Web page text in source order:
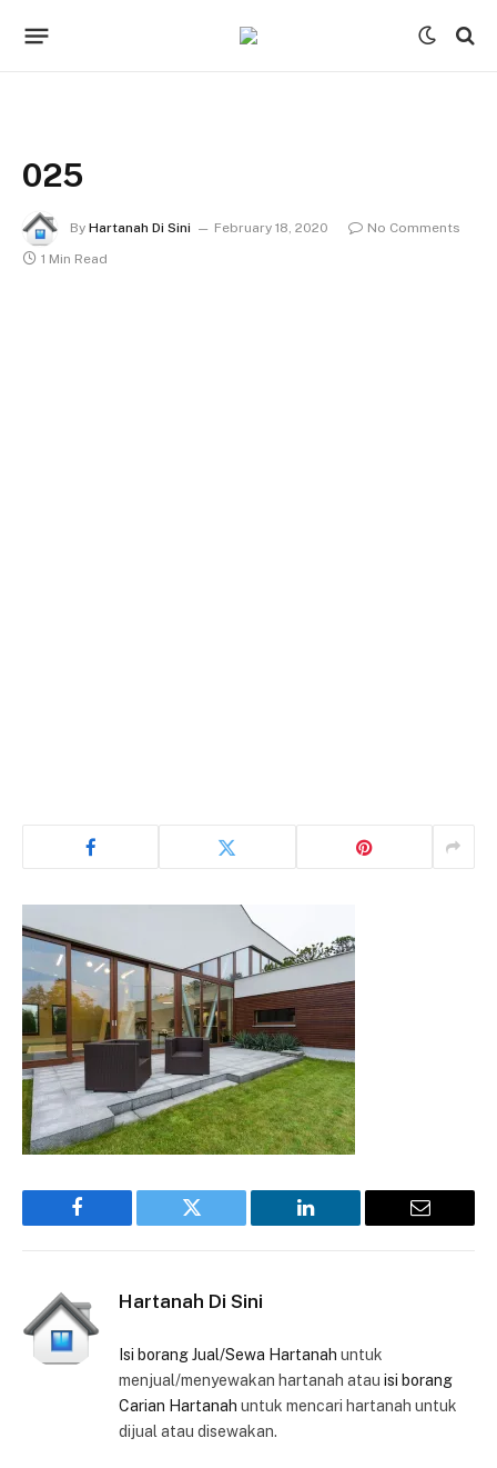
025
By Hartanah Di Sini February 18, 2020
No Comments
1 Min Read
Facebook Twitter LinkedIn Email
Hartanah Di Sini
Isi borang Jual/Sewa Hartanah untuk
menjual/menyewakan hartanah atau isi borang
Carian Hartanah untuk mencari hartanah untuk
dijual atau disewakan.